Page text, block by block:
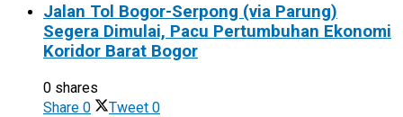
Jalan Tol Bogor-Serpong (via Parung)
Segera Dimulai, Pacu Pertumbuhan Ekonomi
Koridor Barat Bogor
0 shares
Share 0 Tweet 0